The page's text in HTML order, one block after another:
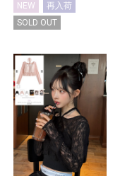
NEW
再入荷
SOLD OUT